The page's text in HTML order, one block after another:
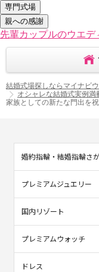
専門式場
親への感謝
先輩カップルのウエデ
結婚式場探しならマイナビ
オシャレな結婚式実例
家族としての新たな門出を
婚約指輪・結婚指輪さ
プレミアムジュエリー
国内リゾート
プレミアムウォッチ
ドレス